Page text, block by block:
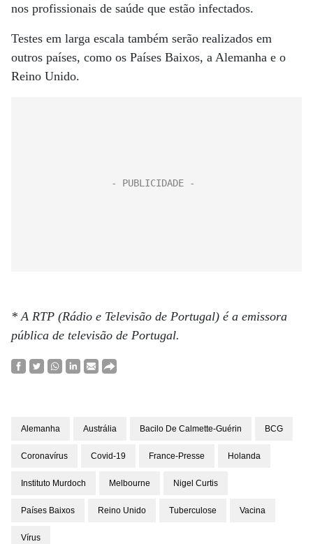
nos profissionais de saúde que estão infectados.
Testes em larga escala também serão realizados em
outros países, como os Países Baixos, a Alemanha e o
Reino Unido.
* A RTP (Rádio e Televisão de Portugal) é a emissora
pública de televisão de Portugal.
Alemanha Austrália Bacilo De Calmette-Guérin BCG
Coronavírus Covid-19 France-Presse Holanda
Instituto Murdoch Melbourne Nigel Curtis
Países Baixos Reino Unido Tuberculose Vacina
Vírus